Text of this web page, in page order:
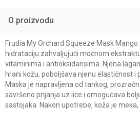
O proizvodu
Frudia My Orchard Squeeze Mask
hidrataciju zahvaljujući moćnom
vitaminima i antioksidansima. Njena
hrani kožu, poboljšava njenu elastičnost i
Maska je napravljena od tankog,
savršeno prijanja uz lice i omogućava
sastojaka. Nakon upotrebe, koža je